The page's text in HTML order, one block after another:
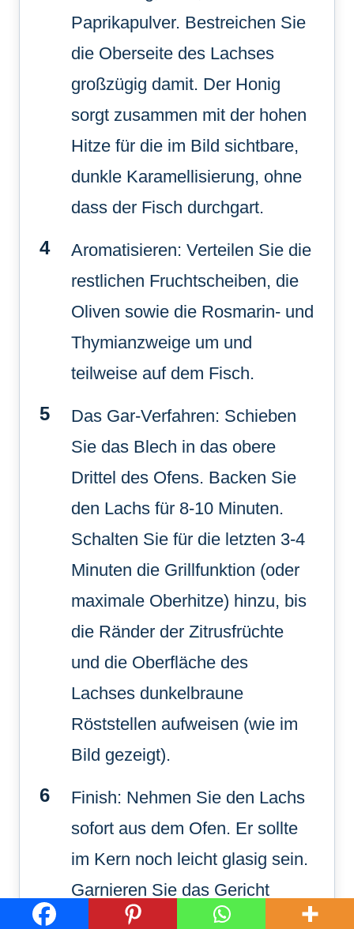
Paprikapulver. Bestreichen Sie
die Oberseite des Lachses
großzügig damit. Der Honig
sorgt zusammen mit der hohen
Hitze für die im Bild sichtbare,
dunkle Karamellisierung, ohne
dass der Fisch durchgart.
Aromatisieren: Verteilen Sie die
restlichen Fruchtscheiben, die
Oliven sowie die Rosmarin- und
Thymianzweige um und
teilweise auf dem Fisch.
Das Gar-Verfahren: Schieben
Sie das Blech in das obere
Drittel des Ofens. Backen Sie
den Lachs für 8-10 Minuten.
Schalten Sie für die letzten 3-4
Minuten die Grillfunktion (oder
maximale Oberhitze) hinzu, bis
die Ränder der Zitrusfrüchte
und die Oberfläche des
Lachses dunkelbraune
Röststellen aufweisen (wie im
Bild gezeigt).
Finish: Nehmen Sie den Lachs
sofort aus dem Ofen. Er sollte
im Kern noch leicht glasig sein.
Garnieren Sie das Gericht
großzügig mit frischem Dill und